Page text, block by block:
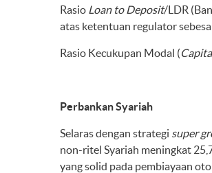
Rasio Loan to Deposit/LDR
atas ketentuan regulator
Rasio Kecukupan Modal (
Perbankan Syariah
Selaras dengan strategi super
non-ritel Syariah meningkat
yang solid pada pembiayaan